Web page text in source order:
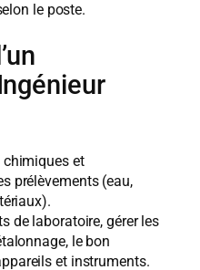
le poste.
chimiques et
prélèvements (eau,
de laboratoire, gérer les
le bon
et instruments.